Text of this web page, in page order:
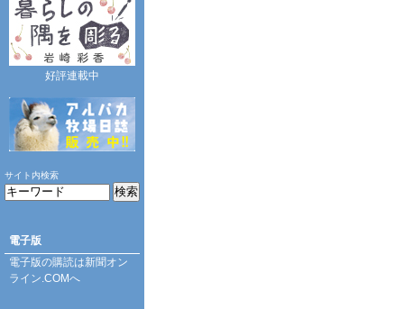
好評連載中
サイト内検索
電子版
電子版の購読は新聞オン
ライン.COMへ